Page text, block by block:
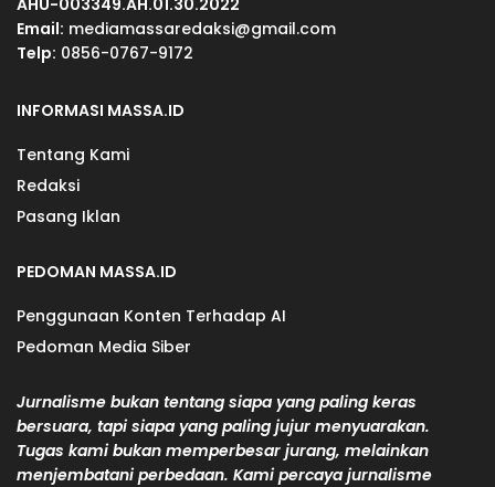
AHU-003349.AH.01.30.2022
Email: mediamassaredaksi@gmail.com
Telp: 0856-0767-9172
INFORMASI MASSA.ID
Tentang Kami
Redaksi
Pasang Iklan
PEDOMAN MASSA.ID
Penggunaan Konten Terhadap AI
Pedoman Media Siber
Jurnalisme bukan tentang siapa yang paling keras
bersuara, tapi siapa yang paling jujur menyuarakan.
Tugas kami bukan memperbesar jurang, melainkan
menjembatani perbedaan. Kami percaya jurnalisme